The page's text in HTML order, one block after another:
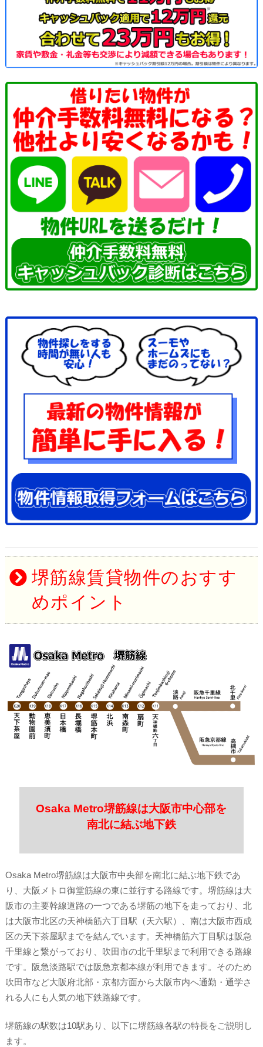
堺筋線賃貸物件のおすす
めポイント
Osaka Metro堺筋線は大阪市中心部を
南北に結ぶ地下鉄
Osaka Metro堺筋線は大阪市中央部を南北に結ぶ地下鉄であ
り、大阪メトロ御堂筋線の東に並行する路線です。堺筋線は大
阪市の主要幹線道路の一つである堺筋の地下を走っており、北
は大阪市北区の天神橋筋六丁目駅（天六駅）、南は大阪市西成
区の天下茶屋駅までを結んでいます。天神橋筋六丁目駅は阪急
千里線と繋がっており、吹田市の北千里駅まで利用できる路線
です。阪急淡路駅では阪急京都本線が利用できます。そのため
吹田市など大阪府北部・京都方面から大阪市内へ通勤・通学さ
れる人にも人気の地下鉄路線です。
堺筋線の駅数は10駅あり、以下に堺筋線各駅の特長をご説明し
ます。